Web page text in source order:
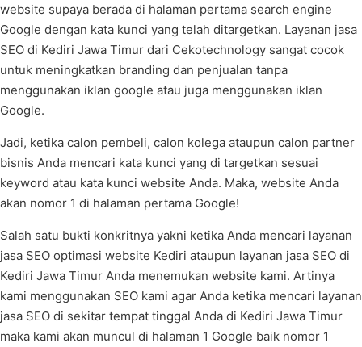
website supaya berada di halaman pertama search engine
Google dengan kata kunci yang telah ditargetkan. Layanan jasa
SEO di Kediri Jawa Timur dari Cekotechnology sangat cocok
untuk meningkatkan branding dan penjualan tanpa
menggunakan iklan google atau juga menggunakan iklan
Google.
Jadi, ketika calon pembeli, calon kolega ataupun calon partner
bisnis Anda mencari kata kunci yang di targetkan sesuai
keyword atau kata kunci website Anda. Maka, website Anda
akan nomor 1 di halaman pertama Google!
Salah satu bukti konkritnya yakni ketika Anda mencari layanan
jasa SEO optimasi website Kediri ataupun layanan jasa SEO di
Kediri Jawa Timur Anda menemukan website kami. Artinya
kami menggunakan SEO kami agar Anda ketika mencari layanan
jasa SEO di sekitar tempat tinggal Anda di Kediri Jawa Timur
maka kami akan muncul di halaman 1 Google baik nomor 1